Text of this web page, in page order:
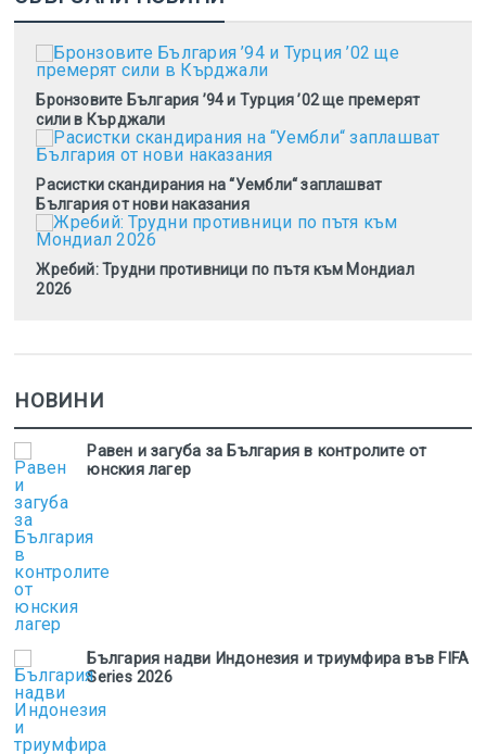
Бронзовите България ’94 и Турция ’02 ще премерят
сили в Кърджали
Расистки скандирания на “Уембли“ заплашват
България от нови наказания
Жребий: Трудни противници по пътя към Мондиал
2026
НОВИНИ
Равен и загуба за България в контролите от
юнския лагер
България надви Индонезия и триумфира във FIFA
Series 2026